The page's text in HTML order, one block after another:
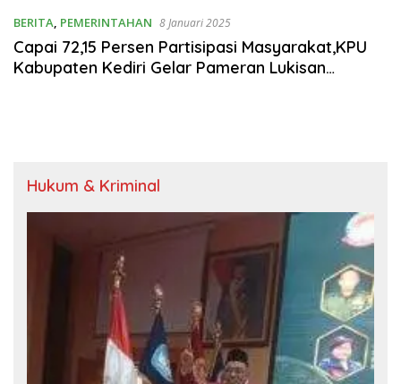
BERITA, PEMERINTAHAN 8 Januari 2025
Capai 72,15 Persen Partisipasi Masyarakat,KPU
Kabupaten Kediri Gelar Pameran Lukisan
Hukum & Kriminal